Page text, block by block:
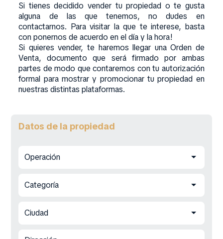
Si tienes decidido vender tu propiedad o te gusta
alguna de las que tenemos, no dudes en
contactarnos. Para visitar la que te interese, basta
con ponernos de acuerdo en el día y la hora!
Si quieres vender, te haremos llegar una Orden de
Venta, documento que será firmado por ambas
partes de modo que contaremos con tu autorización
formal para mostrar y promocionar tu propiedad en
nuestras distintas plataformas.
Datos de la propiedad